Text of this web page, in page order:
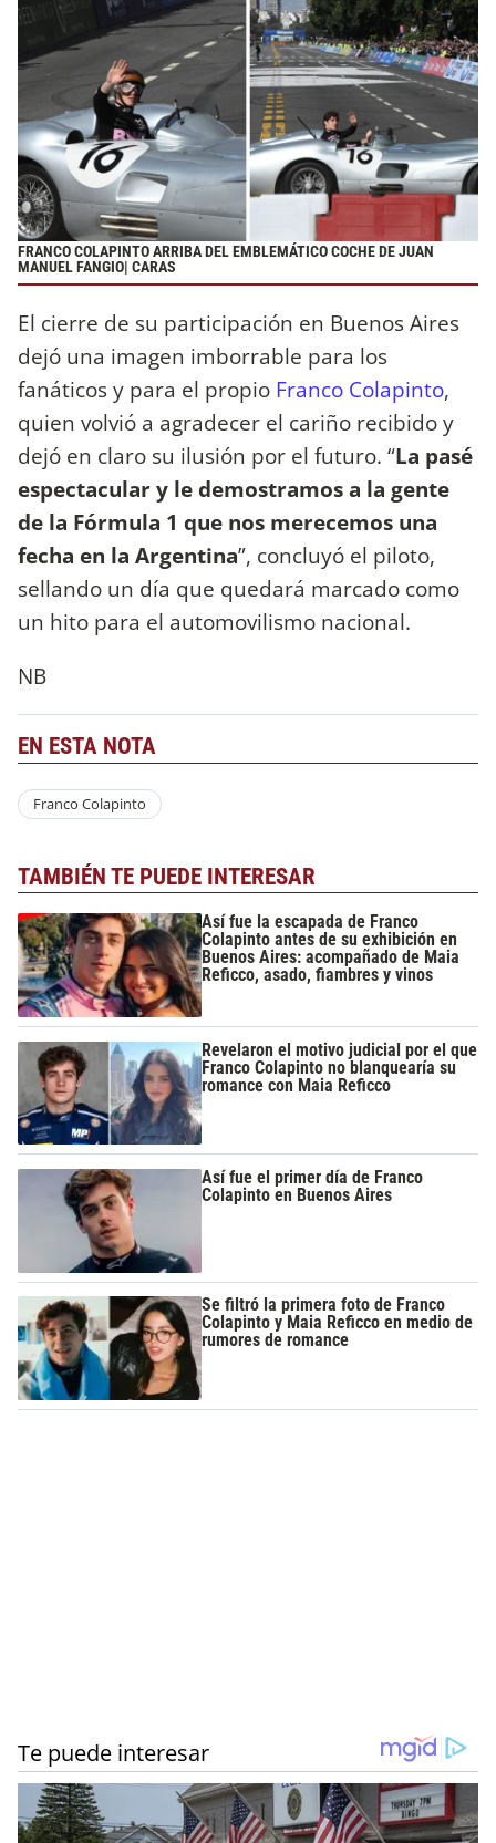
FRANCO COLAPINTO ARRIBA DEL EMBLEMÁTICO COCHE DE JUAN
MANUEL FANGIO| CARAS
El cierre de su participación en Buenos Aires
dejó una imagen imborrable para los
fanáticos y para el propio Franco Colapinto,
quien volvió a agradecer el cariño recibido y
dejó en claro su ilusión por el futuro. “La pasé
espectacular y le demostramos a la gente
de la Fórmula 1 que nos merecemos una
fecha en la Argentina”, concluyó el piloto,
sellando un día que quedará marcado como
un hito para el automovilismo nacional.
NB
EN ESTA NOTA
Franco Colapinto
TAMBIÉN TE PUEDE INTERESAR
Así fue la escapada de Franco
Colapinto antes de su exhibición en
Buenos Aires: acompañado de Maia
Reficco, asado, fiambres y vinos
Revelaron el motivo judicial por el que
Franco Colapinto no blanquearía su
romance con Maia Reficco
Así fue el primer día de Franco
Colapinto en Buenos Aires
Se filtró la primera foto de Franco
Colapinto y Maia Reficco en medio de
rumores de romance